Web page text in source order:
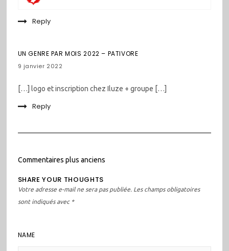
Reply
UN GENRE PAR MOIS 2022 – PATIVORE
9 janvier 2022
[…] logo et inscription chez Iluze + groupe […]
Reply
Navigation
dans
les
commentaires
Commentaires plus anciens
SHARE YOUR THOUGHTS
Votre adresse e-mail ne sera pas publiée. Les champs obligatoires
sont indiqués avec *
NAME